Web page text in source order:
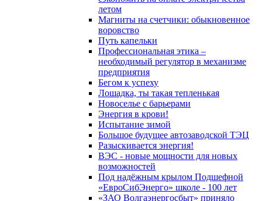
летом
Магниты на счетчики: обыкновенное
воровство
Путь капельки
Профессиональная этика –
необходимый регулятор в механизме
предприятия
Бегом к успеху
Лошадка, ты такая тепленькая
Новоселье с барьерами
Энергия в крови!
Испытание зимой
Большое будущее автозаводской ТЭЦ
Разыскивается энергия!
ВЭС - новые мощности для новых
возможностей
Под надёжным крылом Подшефной
«ЕвроСибЭнерго» школе - 100 лет
«ЗАО Волгаэнергосбыт» приняло